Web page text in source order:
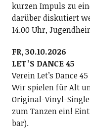
kurzen Impuls zu
darüber diskutiert
14.00 Uhr,
FR, 30.10.2026
LETʼS DANCE 45
Verein Letʼs Dance
Wir spielen für Alt
Original-Vinyl-Single
zum Tanzen ein!
bar).